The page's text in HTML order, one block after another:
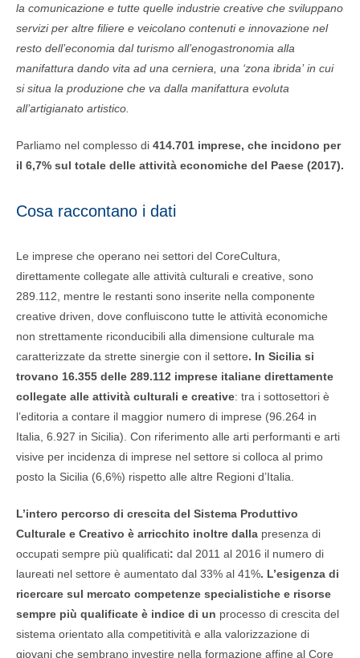
la comunicazione e tutte quelle industrie creative che sviluppano
servizi per altre filiere e veicolano contenuti e innovazione nel
resto dell’economia dal turismo all’enogastronomia alla
manifattura dando vita ad una cerniera, una ‘zona ibrida’ in cui
si situa la produzione che va dalla manifattura evoluta
all’artigianato artistico.
Parliamo nel complesso di 414.701 imprese, che incidono per
il 6,7% sul totale delle attività economiche del Paese (2017).
Cosa raccontano i dati
Le imprese che operano nei settori del CoreCultura,
direttamente collegate alle attività culturali e creative, sono
289.112, mentre le restanti sono inserite nella componente
creative driven, dove confluiscono tutte le attività economiche
non strettamente riconducibili alla dimensione culturale ma
caratterizzate da strette sinergie con il settore. In Sicilia si
trovano 16.355 delle 289.112 imprese italiane direttamente
collegate alle attività culturali e creative: tra i sottosettori è
l’editoria a contare il maggior numero di imprese (96.264 in
Italia, 6.927 in Sicilia). Con riferimento alle arti performanti e arti
visive per incidenza di imprese nel settore si colloca al primo
posto la Sicilia (6,6%) rispetto alle altre Regioni d’Italia.
L’intero percorso di crescita del Sistema Produttivo
Culturale e Creativo è arricchito inoltre dalla presenza di
occupati sempre più qualificati: dal 2011 al 2016 il numero di
laureati nel settore è aumentato dal 33% al 41%. L’esigenza di
ricercare sul mercato competenze specialistiche e risorse
sempre più qualificate è indice di un processo di crescita del
sistema orientato alla competitività e alla valorizzazione di
giovani che sembrano investire nella formazione affine al Core